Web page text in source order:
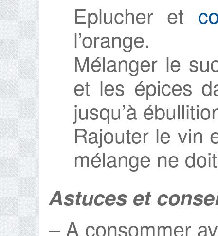
Eplucher et
l’orange.
Mélanger le
et les épices
jusqu’à
Rajouter le vin
mélange ne
Astuces et
– A consommer